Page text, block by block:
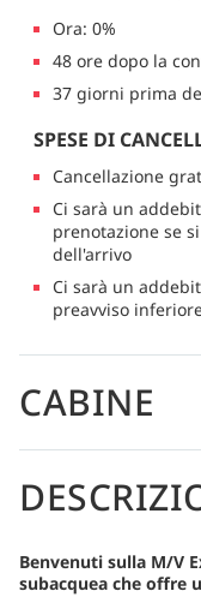
Ora: 0%
48 ore dopo la
37 giorni prima
SPESE DI
Cancellazione
Ci sarà un
prenotazione se
dell'arrivo
Ci sarà un
preavviso
CABINE
Benvenuti sulla M/V
subacquea che offre